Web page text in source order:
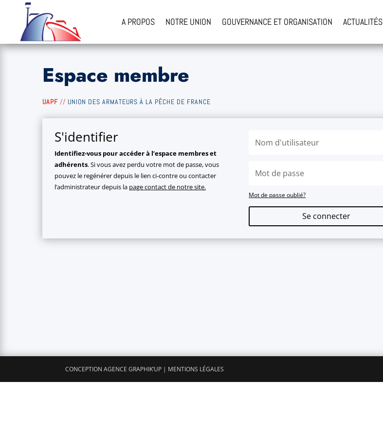
A PROPOS NOTRE UNION GOUVERNANCE ET ORGANISATION ACTUALITÉS
Espace membre
UAPF // UNION DES ARMATEURS À LA PÊCHE DE FRANCE
S'identifier
Identifiez-vous pour accéder à l’espace membres et
adhérents. Si vous avez perdu votre mot de passe, vous
pouvez le regénérer depuis le lien ci-contre ou contacter
l’administrateur depuis la page contact de notre site.
Mot de passe oublié?
Se connecter
CONCEPTION AGENCE GRAPHIK’UP | MENTIONS LÉGALES